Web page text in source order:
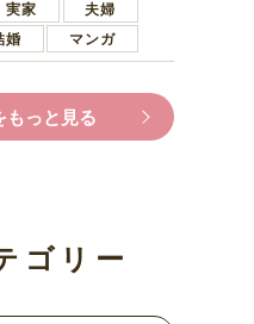
実家
夫婦
婚
マンガ
もっと見る
ゴリー